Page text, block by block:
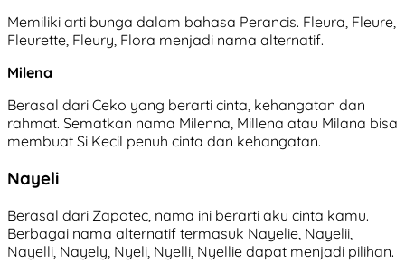
Memiliki arti bunga dalam bahasa Perancis. Fleura, Fleure,
Fleurette, Fleury, Flora menjadi nama alternatif.
Milena
Berasal dari Ceko yang berarti cinta, kehangatan dan
rahmat. Sematkan nama Milenna, Millena atau Milana bisa
membuat Si Kecil penuh cinta dan kehangatan.
Nayeli
Berasal dari Zapotec, nama ini berarti aku cinta kamu.
Berbagai nama alternatif termasuk Nayelie, Nayelii,
Nayelli, Nayely, Nyeli, Nyelli, Nyellie dapat menjadi pilihan.